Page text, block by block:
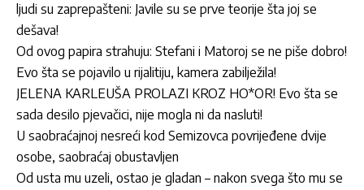
ljudi su zaprepašteni: Javile su se prve teorije šta joj se
dešava!
Od ovog papira strahuju: Stefani i Matoroj se ne piše dobro!
Evo šta se pojavilo u rijalitiju, kamera zabilježila!
JELENA KARLEUŠA PROLAZI KROZ HO*OR! Evo šta se
sada desilo pjevačici, nije mogla ni da nasluti!
U saobraćajnoj nesreći kod Semizovca povrijeđene dvije
osobe, saobraćaj obustavljen
Od usta mu uzeli, ostao je gladan – nakon svega što mu se